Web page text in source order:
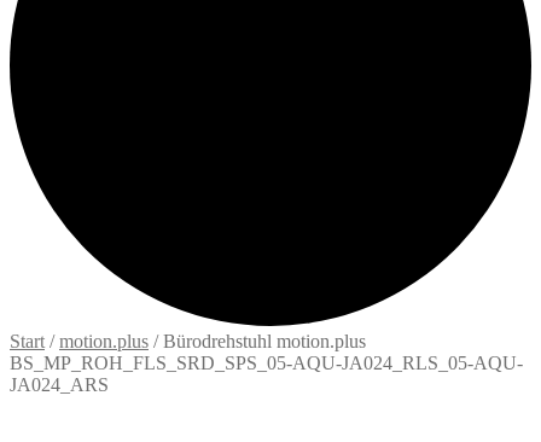
Start /motion.plus /Bürodrehstuhl motion.plus
BS_MP_ROH_FLS_SRD_SPS_05-AQU-JA024_RLS_05-AQU-
JA024_ARS